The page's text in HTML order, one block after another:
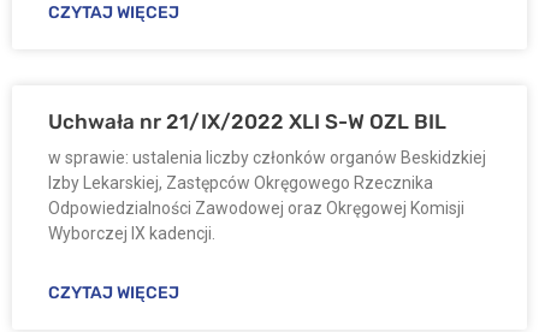
CZYTAJ WIĘCEJ
Uchwała nr 21/IX/2022 XLI S-W OZL BIL
w sprawie: ustalenia liczby członków organów Beskidzkiej
Izby Lekarskiej, Zastępców Okręgowego Rzecznika
Odpowiedzialności Zawodowej oraz Okręgowej Komisji
Wyborczej IX kadencji.
CZYTAJ WIĘCEJ